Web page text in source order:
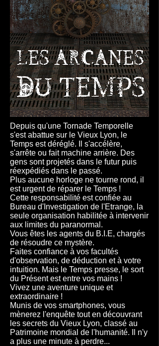
Depuis qu'une Tornade Temporelle
s'est abattue sur le Vieux Lyon, le
Temps est déréglé. Il s'accélère,
s'arrête ou fait machine arrière. Des
gens sont projetés dans le futur puis
réexpédiés dans le passé.
Plus aucune horloge ne tourne rond, il
est urgent de réparer le Temps !
Cette responsabilité est confiée au
Bureau d'Investigation de l'Etrange, la
seule organisation habilitée à intervenir
aux limites du paranormal.
Vous êtes les agents du B.I.E, chargés
de résoudre ce mystère.
Faites confiance à vos facultés
d'observation, de déduction et à votre
intuition. Mais le Temps presse, le sort
du Présent est entre vos mains !
Vivez une aventure unique et
extraordinaire !
Munis de vos smartphones, vous
mènerez l'enquête tout en découvrant
les secrets du Vieux Lyon, classé au
Patrimoine mondial de l'humanité. Il n'y
a plus une minute à perdre...